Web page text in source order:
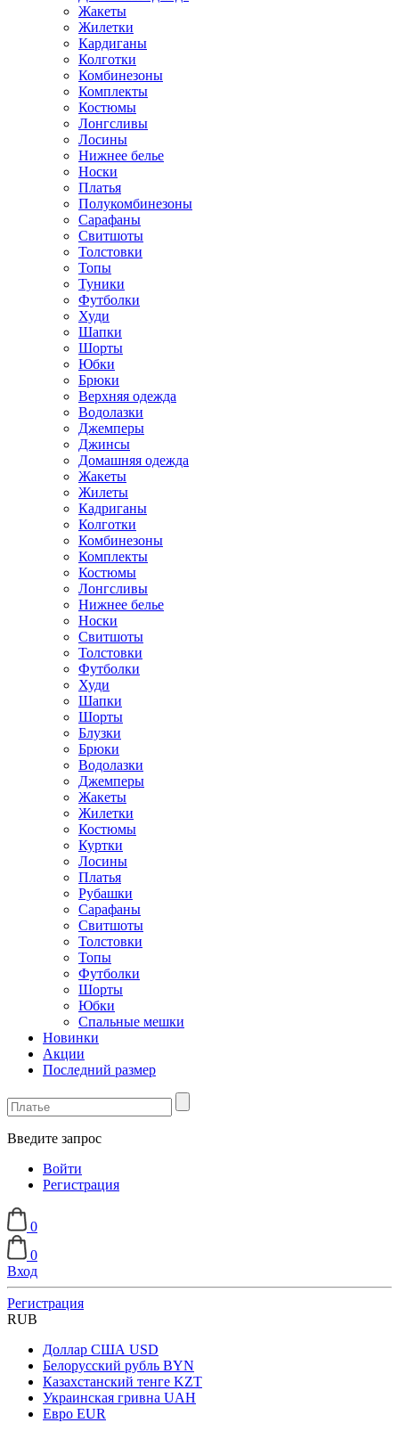
Жакеты
Жилетки
Кардиганы
Колготки
Комбинезоны
Комплекты
Костюмы
Лонгсливы
Лосины
Нижнее белье
Носки
Платья
Полукомбинезоны
Сарафаны
Свитшоты
Толстовки
Топы
Туники
Футболки
Худи
Шапки
Шорты
Юбки
Брюки
Верхняя одежда
Водолазки
Джемперы
Джинсы
Домашняя одежда
Жакеты
Жилеты
Кадриганы
Колготки
Комбинезоны
Комплекты
Костюмы
Лонгсливы
Нижнее белье
Носки
Свитшоты
Толстовки
Футболки
Худи
Шапки
Шорты
Блузки
Брюки
Водолазки
Джемперы
Жакеты
Жилетки
Костюмы
Куртки
Лосины
Платья
Рубашки
Сарафаны
Свитшоты
Толстовки
Топы
Футболки
Шорты
Юбки
Спальные мешки
Новинки
Акции
Последний размер
Введите запрос
Войти
Регистрация
0
0
Вход
Регистрация
RUB
Доллар США USD
Белорусский рубль BYN
Казахстанский тенге KZT
Украинская гривна UAH
Евро EUR